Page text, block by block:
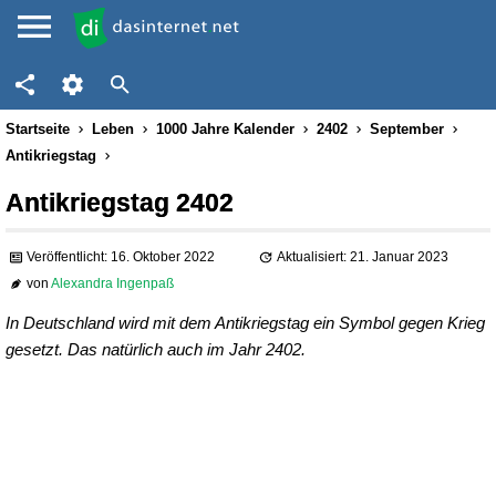
Startseite Leben 1000 Jahre Kalender 2402
September
Antikriegstag
Antikriegstag 2402
Veröffentlicht: 16. Oktober 2022
Aktualisiert: 21. Januar 2023
vonAlexandra Ingenpaß
In Deutschland wird mit dem Antikriegstag ein Symbol gegen Krieg
gesetzt. Das natürlich auch im Jahr 2402.